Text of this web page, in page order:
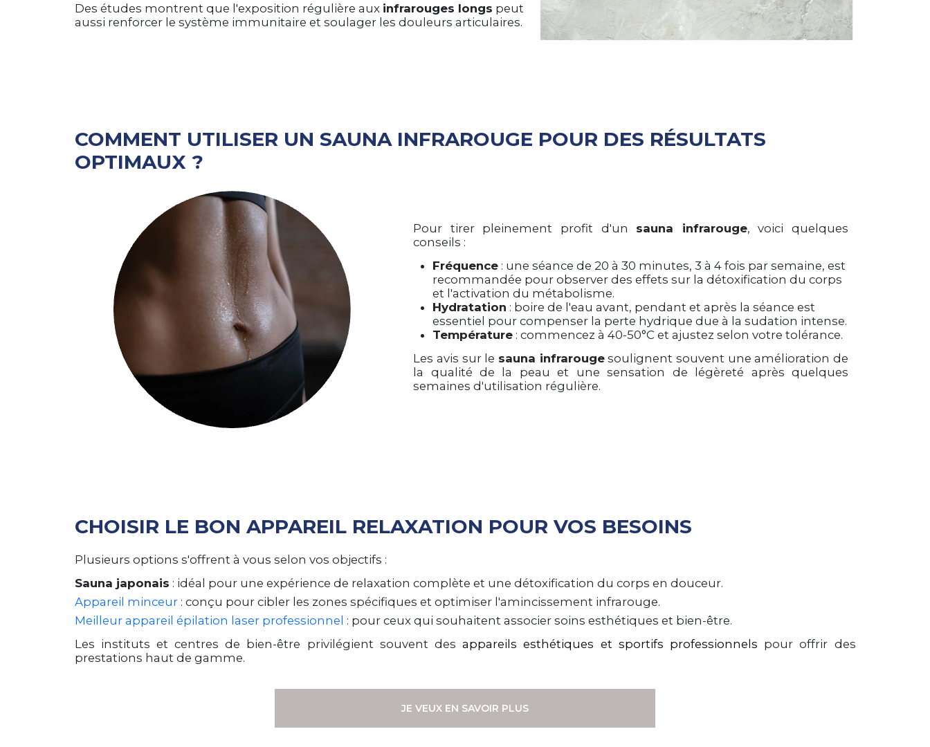
Des études montrent que l'exposition régulière aux infrarouges longs peut
aussi renforcer le système immunitaire et soulager les douleurs articulaires.
COMMENT UTILISER UN SAUNA INFRAROUGE POUR DES RÉSULTATS
OPTIMAUX ?
Pour tirer pleinement profit d'un sauna infrarouge, voici quelques
conseils :
Fréquence : une séance de 20 à 30 minutes, 3 à 4 fois par semaine, est
recommandée pour observer des effets sur la détoxification du corps
et l'activation du métabolisme.
Hydratation : boire de l'eau avant, pendant et après la séance est
essentiel pour compenser la perte hydrique due à la sudation intense.
Température : commencez à 40-50°C et ajustez selon votre tolérance.
Les avis sur le sauna infrarougesoulignent souvent une amélioration de
la qualité de la peau et une sensation de légèreté après quelques
semaines d'utilisation régulière.
CHOISIR LE BON APPAREIL RELAXATION POUR VOS BESOINS
Plusieurs options s'offrent à vous selon vos objectifs :
Sauna japonais : idéal pour une expérience de relaxation complète et une détoxification du corps en douceur.
Appareil minceur: conçu pour cibler les zones spécifiques et optimiser l'amincissement infrarouge.
Meilleur appareil épilation laser professionnel : pour ceux qui souhaitent associer soins esthétiques et bien-être.
Les instituts et centres de bien-être privilégient souvent desappareils esthétiques et sportifs professionnels pour offrir des
prestations haut de gamme.
JE VEUX EN SAVOIR PLUS